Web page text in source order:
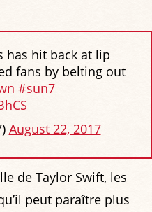
has hit back at lip
fans by belting out
#sun7
August 22, 2017
de Taylor Swift, les
peut paraître plus